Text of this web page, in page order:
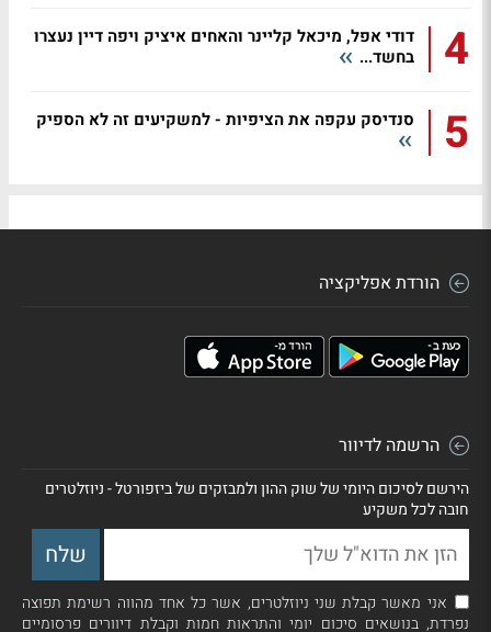
4
דודי אפל, מיכאל קליינר והאחים איציק ויפה דיין נעצרו
בחשד...
5 סנדיסק עקפה את הציפיות - למשקיעים זה לא הספיק
הורדת אפליקציה
הרשמה לדיוור
הירשם לסיכום היומי של שוק ההון ולמבזקים של ביזפורטל - ניוזלטרים
חובה לכל משקיע
אני מאשר קבלת שני ניוזלטרים, אשר כל אחד מהווה רשימת תפוצה
נפרדת, בנושאים סיכום יומי והתראות חמות וקבלת דיוורים פרסומיים